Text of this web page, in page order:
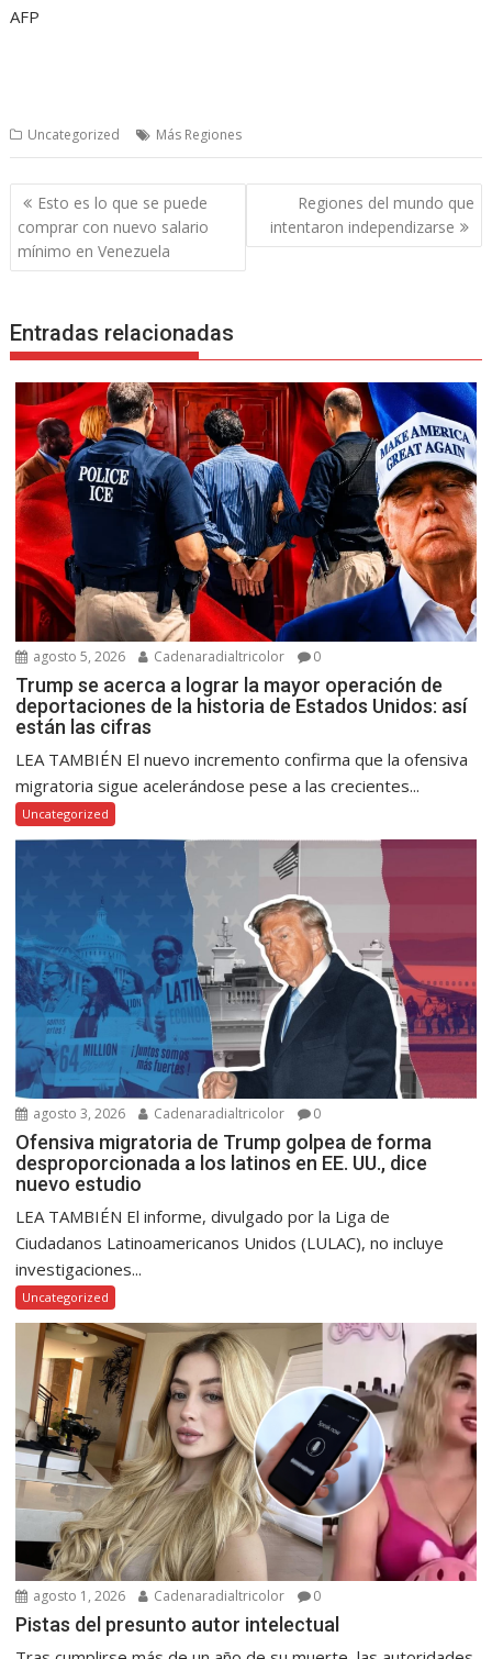
AFP
Uncategorized Más Regiones
Navegación
de
entradas
Esto es lo que se puede
comprar con nuevo salario
mínimo en Venezuela
Regiones del mundo que
intentaron independizarse
Entradas relacionadas
agosto 5, 2026 Cadenaradialtricolor 0
Trump se acerca a lograr la mayor operación de
deportaciones de la historia de Estados Unidos: así
están las cifras
LEA TAMBIÉN El nuevo incremento confirma que la ofensiva
migratoria sigue acelerándose pese a las crecientes...
Uncategorized
agosto 3, 2026 Cadenaradialtricolor 0
Ofensiva migratoria de Trump golpea de forma
desproporcionada a los latinos en EE. UU., dice
nuevo estudio
LEA TAMBIÉN El informe, divulgado por la Liga de
Ciudadanos Latinoamericanos Unidos (LULAC), no incluye
investigaciones...
Uncategorized
agosto 1, 2026 Cadenaradialtricolor 0
Pistas del presunto autor intelectual